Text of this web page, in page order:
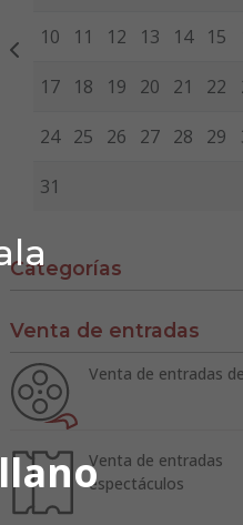
10 11 12 13 14 15
17 18 19 20 21 22
24 25 26 27 28 29
31
Categorías
Venta de entradas
Venta de entradas
Venta de entradas
espectáculos